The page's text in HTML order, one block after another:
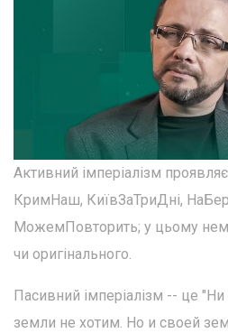
Активний імперіалізм
КримНаш, КиївЗаТриДні,
МожемПовторить; у цьому
чи оригінального.
Пасивний імперіалізм -- це
земли не хотим. Но и своей